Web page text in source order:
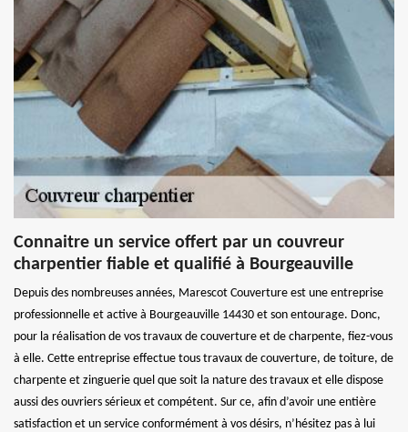
Connaitre un service offert par un couvreur
charpentier fiable et qualifié à Bourgeauville
Depuis des nombreuses années, Marescot Couverture est une entreprise
professionnelle et active à Bourgeauville 14430 et son entourage. Donc,
pour la réalisation de vos travaux de couverture et de charpente, fiez-vous
à elle. Cette entreprise effectue tous travaux de couverture, de toiture, de
charpente et zinguerie quel que soit la nature des travaux et elle dispose
aussi des ouvriers sérieux et compétent. Sur ce, afin d’avoir une entière
satisfaction et un service conformément à vos désirs, n’hésitez pas à lui